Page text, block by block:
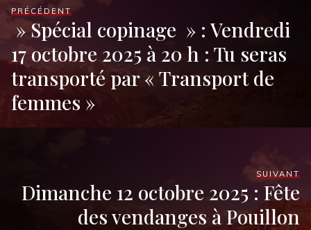
PRÉCÉDENT
» Spécial copinage » : Vendredi
17 octobre 2025 à 20 h : Tu seras
transporté par « Transport de
femmes »
SUIVANT
Dimanche 12 octobre 2025 : Fête
des vendanges à Pouillon